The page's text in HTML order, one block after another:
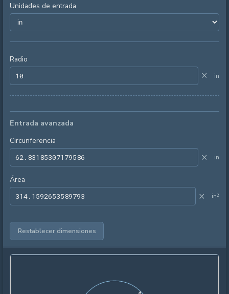
Unidades de entrada
Radio
× in
Entrada avanzada
Circunferencia
× in
Área
× in²
Restablecer dimensiones